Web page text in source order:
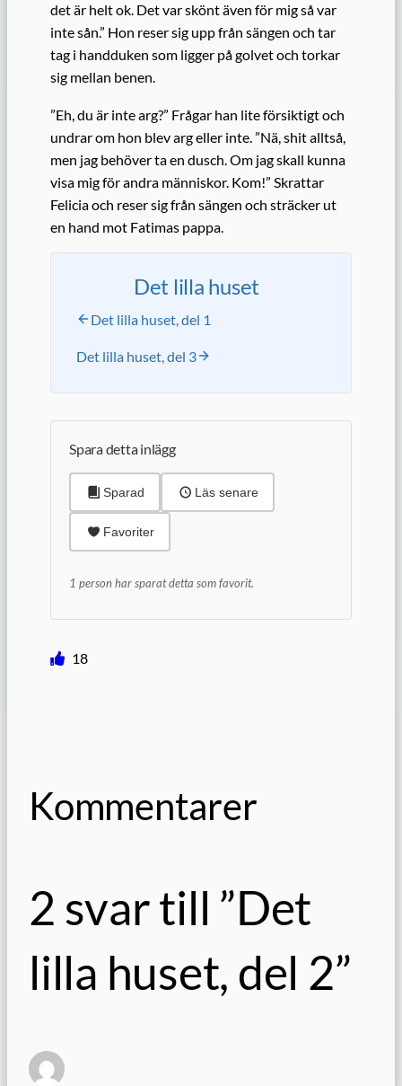
det är helt ok. Det var skönt även för mig så var
inte sån.” Hon reser sig upp från sängen och tar
tag i handduken som ligger på golvet och torkar
sig mellan benen.
”Eh, du är inte arg?” Frågar han lite försiktigt och
undrar om hon blev arg eller inte. ”Nä, shit alltså,
men jag behöver ta en dusch. Om jag skall kunna
visa mig för andra människor. Kom!” Skrattar
Felicia och reser sig från sängen och sträcker ut
en hand mot Fatimas pappa.
Det lilla huset
Det lilla huset, del 1
Det lilla huset, del 3
Spara detta inlägg
Sparad Läs senare
Favoriter
1 person har sparat detta som favorit.
18
Kommentarer
2 svar till ”Det
lilla huset, del 2”